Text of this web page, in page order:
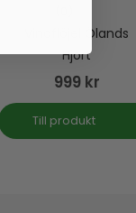
Vindflöjel Ölands
Hjort
999 kr
Till produkt